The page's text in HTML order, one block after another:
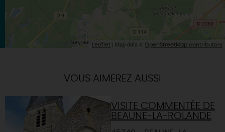
Leaflet | Map data © OpenStreetMap contributors
VOUS AIMEREZ AUSSI
VISITE COMMENTÉE DE
BEAUNE-LA-ROLANDE